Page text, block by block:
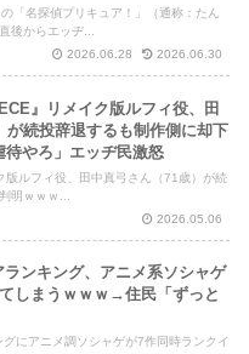
「名探偵プリキュア！」（通称：たん
後からエッヂ...
2026.06.28
2026.06.30
』リメイク版ルフィ役、田
が続投辞退するも制作側に却下
やろ」エッヂ民激怒
版ルフィ役、田中真弓さん（71歳）が続
明ｗｗｗ...
2026.05.06
ランキング、アニメ系ソシャゲ
しまうｗｗｗ→住民「ずっと
にアニメ調ソシャゲが7作同時ランクイ